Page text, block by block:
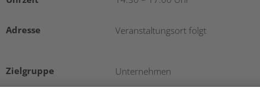
Adresse Veranstaltungsort folgt
Zielgruppe Unternehmen